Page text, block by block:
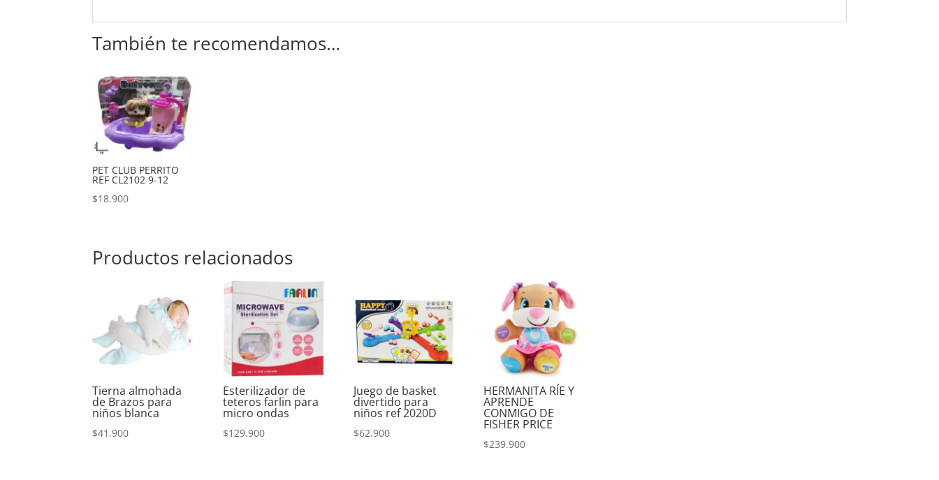
También te recomendamos…
PET CLUB PERRITO
REF CL2102 9-12
$18.900
Productos relacionados
Tierna almohada
de Brazos para
niños blanca
$41.900
Esterilizador de
teteros farlin para
micro ondas
$129.900
Juego de basket
divertido para
niños ref 2020D
$62.900
HERMANITA RÍE Y
APRENDE
CONMIGO DE
FISHER PRICE
$239.900